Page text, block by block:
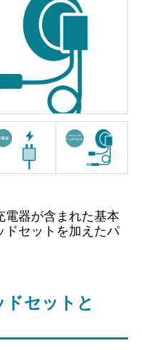
電器が含まれた基本
ドセットを加えたパ
セットと